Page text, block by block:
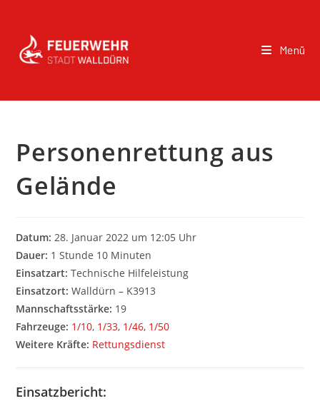
Menü
Personenrettung aus
Gelände
Datum: 28. Januar 2022 um 12:05 Uhr
Dauer: 1 Stunde 10 Minuten
Einsatzart: Technische Hilfeleistung
Einsatzort: Walldürn – K3913
Mannschaftsstärke: 19
Fahrzeuge: 1/10, 1/33, 1/46, 1/50
Weitere Kräfte: Rettungsdienst
Einsatzbericht: